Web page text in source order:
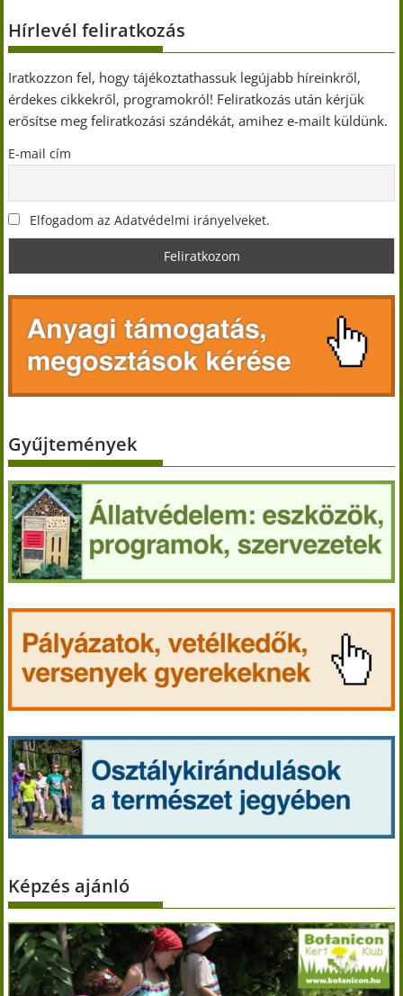
Hírlevél feliratkozás
Iratkozzon fel, hogy tájékoztathassuk legújabb híreinkről,
érdekes cikkekről, programokról! Feliratkozás után kérjük
erősítse meg feliratkozási szándékát, amihez e-mailt küldünk.
E-mail cím
Elfogadom az Adatvédelmi irányelveket.
Gyűjtemények
Képzés ajánló